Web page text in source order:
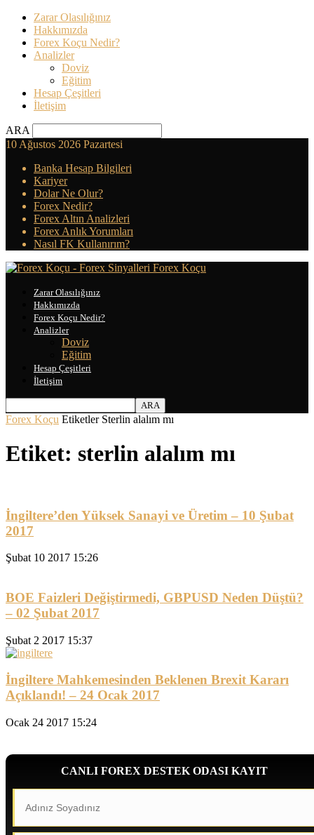
Zarar Olasılığınız
Hakkımızda
Forex Koçu Nedir?
Analizler
Doviz
Eğitim
Hesap Çeşitleri
İletişim
ARA
10 Ağustos 2026 Pazartesi
Banka Hesap Bilgileri
Kariyer
Dolar Ne Olur?
Forex Nedir?
Forex Altın Analizleri
Forex Anlık Yorumları
Nasıl FK Kullanırım?
Forex Koçu
Zarar Olasılığınız
Hakkımızda
Forex Koçu Nedir?
Analizler
Doviz
Eğitim
Hesap Çeşitleri
İletişim
Forex Koçu Etiketler Sterlin alalım mı
Etiket: sterlin alalım mı
İngiltere’den Yüksek Sanayi ve Üretim – 10 Şubat
2017
Şubat 10 2017 15:26
BOE Faizleri Değiştirmedi, GBPUSD Neden Düştü?
– 02 Şubat 2017
Şubat 2 2017 15:37
İngiltere Mahkemesinden Beklenen Brexit Kararı
Açıklandı! – 24 Ocak 2017
Ocak 24 2017 15:24
CANLI FOREX DESTEK ODASI KAYIT